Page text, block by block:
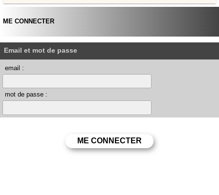
ME CONNECTER
Email et mot de passe
email :
mot de passe :